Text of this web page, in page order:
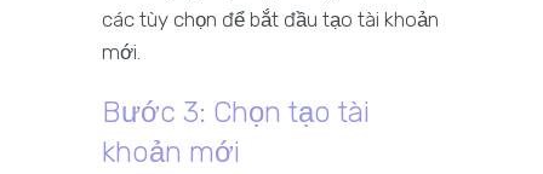
các tùy chọn để bắt đầu tạo tài khoản
mới.
Bước 3: Chọn tạo tài
khoản mới